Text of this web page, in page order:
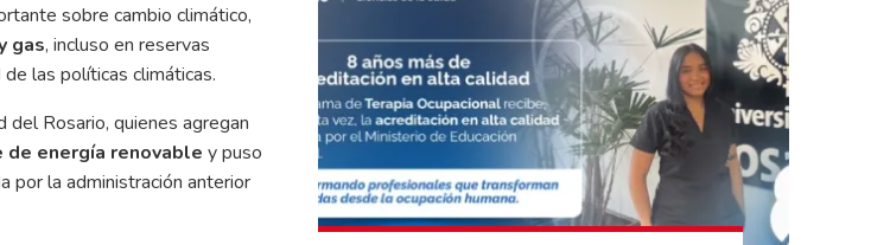
sobre cambio climático,
gas, incluso en reservas
las políticas climáticas.
Rosario, quienes agregan
de energía renovable y puso
por la administración anterior